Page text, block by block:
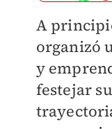
A
organizó
y
festejar